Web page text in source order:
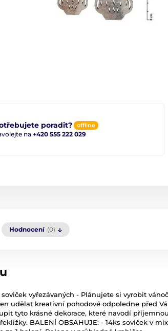
poradit? offline
na +420 555 222 029
Hodnocení (0)
vyřezávaných - Plánujete si vyrobit
udělat kreativní pohodové odpoledne před
tyto krásné dekorace, které navodí
BALENÍ OBSAHUJE: - 14ks soviček v